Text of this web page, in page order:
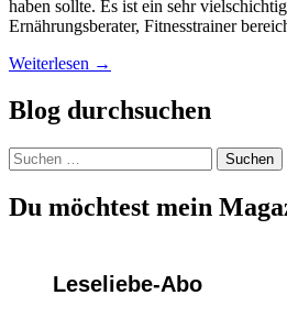
haben sollte. Es ist ein sehr
Ernährungsberater, Fitnesstrainer
Weiterlesen →
Blog durchsuchen
Suchen
nach:
Du möchtest mein
Leseliebe-Abo